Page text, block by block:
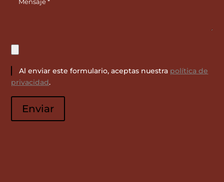
Al enviar este formulario, aceptas nuestra política de
privacidad.
Por
favor,Enviar